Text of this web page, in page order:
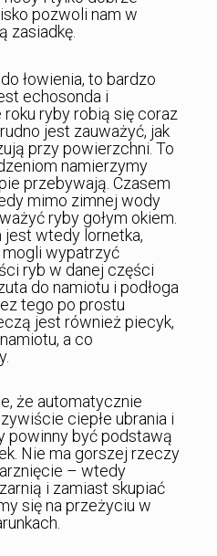
pozwoli nam w
zasiadkę.
łowienia, to bardzo
echosonda i
ryby robią się coraz
jest zauważyć, jak
przy powierzchni. To
namierzymy
przebywają. Czasem
mimo zimnej wody
ryby gołym okiem.
wtedy lornetka,
wypatrzyć
ryb w danej części
do namiotu i podłoga
tego po prostu
jest również piecyk,
a co
że automatycznie
ciepłe ubrania i
powinny być podstawą
Nie ma gorszej rzeczy
– wtedy
i zamiast skupiać
się na przeżyciu w